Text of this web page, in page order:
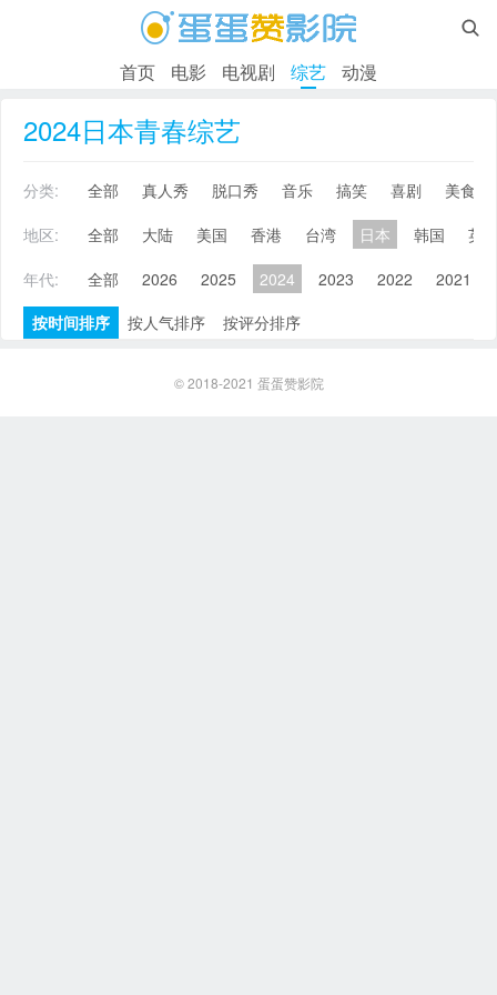

首页 电影 电视剧 综艺 动漫
2024日本青春综艺
分类: 全部 真人秀 脱口秀 音乐 搞笑 喜剧
美食
地区:
全部 大陆 美国 香港 台湾 日本 韩国
英
年代:
全部 2026 2025 2024 2023 2022 2021
按时间排序
按人气排序 按评分排序
© 2018-2021 蛋蛋赞影院